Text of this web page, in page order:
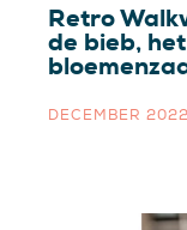
Retro
de bieb,
DECEMBER 2022